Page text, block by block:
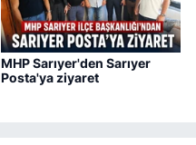
MHP Sarıyer'den Sarıyer
Posta'ya ziyaret